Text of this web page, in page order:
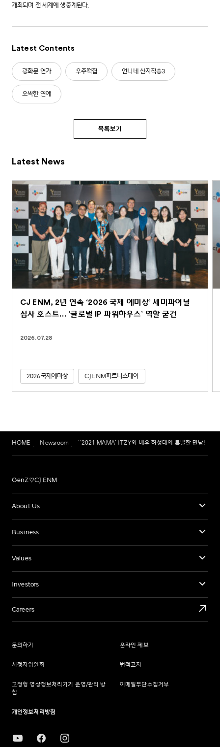
개최되며 전 세계에 생중계된다.
Latest Contents
광화문 연가 우주떡집 언니네 산지직송3
오싹한 연애
목록보기
Latest News
CJ ENM, 2년 연속 ‘2026 국제 에미상’ 세미파이널
심사 호스트… ‘글로벌 IP 파워하우스’ 역할 굳건
2026.07.28
2026국제에미상 CJENM파트너스데이
HOME Newsroom ‘’2021 MAMA’ ITZY와 배우 허성태의 특별한 만남!
GenZ♡CJ ENM
About Us
Business
Values
Investors
Careers
문의하기 온라인 제보
시청자위원회 법적고지
고정형 영상정보처리기기 운영/관리 방
침
이메일무단수집거부
개인정보처리방침